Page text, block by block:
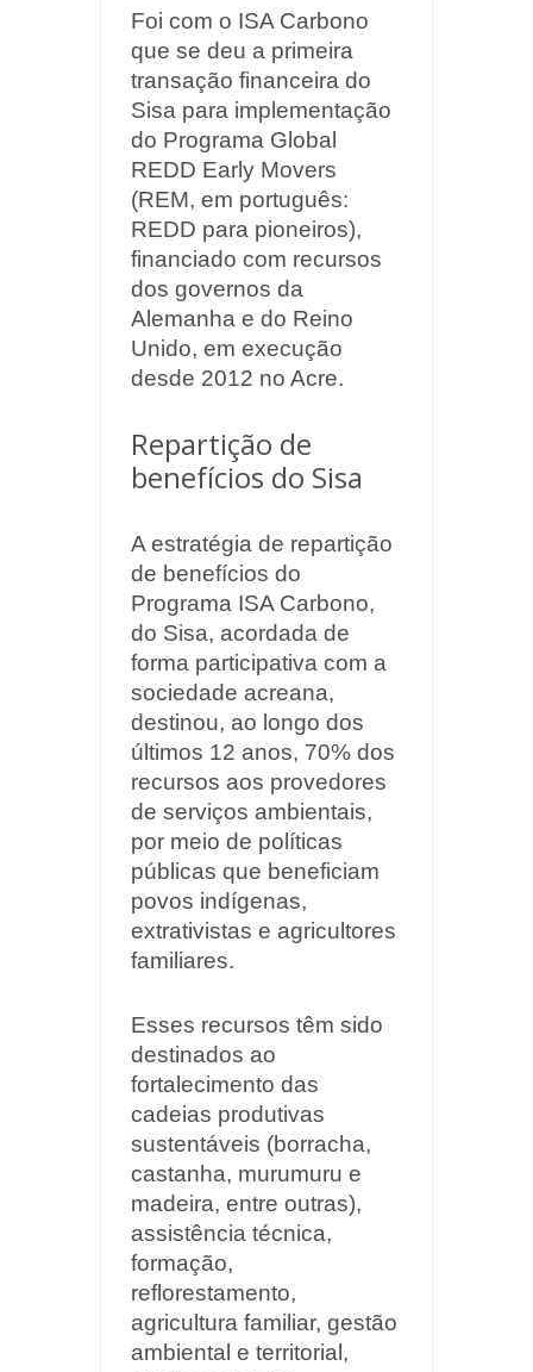
Foi com o ISA Carbono
que se deu a primeira
transação financeira do
Sisa para implementação
do Programa Global
REDD Early Movers
(REM, em português:
REDD para pioneiros),
financiado com recursos
dos governos da
Alemanha e do Reino
Unido, em execução
desde 2012 no Acre.
Repartição de
benefícios do Sisa
A estratégia de repartição
de benefícios do
Programa ISA Carbono,
do Sisa, acordada de
forma participativa com a
sociedade acreana,
destinou, ao longo dos
últimos 12 anos, 70% dos
recursos aos provedores
de serviços ambientais,
por meio de políticas
públicas que beneficiam
povos indígenas,
extrativistas e agricultores
familiares.
Esses recursos têm sido
destinados ao
fortalecimento das
cadeias produtivas
sustentáveis (borracha,
castanha, murumuru e
madeira, entre outras),
assistência técnica,
formação,
reflorestamento,
agricultura familiar, gestão
ambiental e territorial,